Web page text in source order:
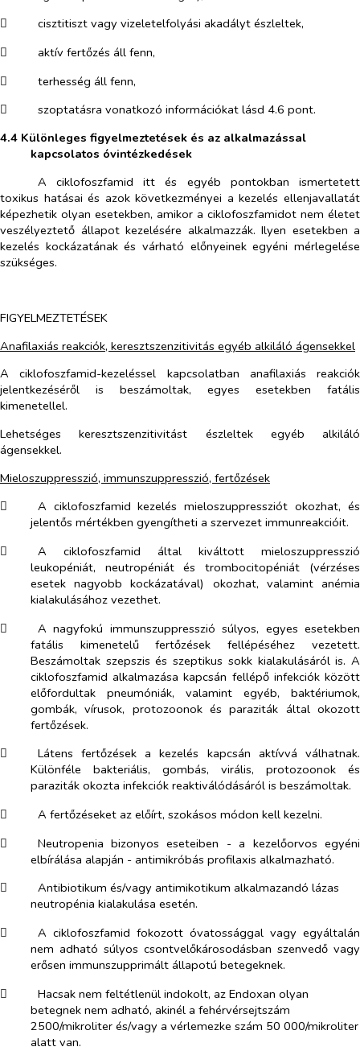
​
cisztitiszt vagy vizeletelfolyási akadályt észleltek,
​
aktív fertőzés áll fenn,
​
terhesség áll fenn,
​
szoptatásra vonatkozó információkat lásd 4.6 pont.
4.4 Különleges figyelmeztetések és az alkalmazással
kapcsolatos óvintézkedések
A ciklofoszfamid itt és egyéb pontokban ismertetett
toxikus hatásai és azok következményei a kezelés ellenjavallatát
képezhetik olyan esetekben, amikor a ciklofoszfamidot nem életet
veszélyeztető állapot kezelésére alkalmazzák. Ilyen esetekben a
kezelés kockázatának és várható előnyeinek egyéni mérlegelése
szükséges.
FIGYELMEZTETÉSEK
Anafilaxiás reakciók, keresztszenzitivitás egyéb alkiláló ágensekkel
A ciklofoszfamid-kezeléssel kapcsolatban anafilaxiás reakciók
jelentkezéséről is beszámoltak, egyes esetekben fatális
kimenetellel.
Lehetséges keresztszenzitivitást észleltek egyéb alkiláló
ágensekkel.
Mieloszuppresszió, immunszuppresszió, fertőzések
​
A ciklofoszfamid kezelés mieloszuppressziót okozhat, és
jelentős mértékben gyengítheti a szervezet immunreakcióit.
​
A ciklofoszfamid által kiváltott mieloszuppresszió
leukopéniát, neutropéniát és trombocitopéniát (vérzéses
esetek nagyobb kockázatával) okozhat, valamint anémia
kialakulásához vezethet.
​
A nagyfokú immunszuppresszió súlyos, egyes esetekben
fatális kimenetelű fertőzések fellépéséhez vezetett.
Beszámoltak szepszis és szeptikus sokk kialakulásáról is. A
ciklofoszfamid alkalmazása kapcsán fellépő infekciók között
előfordultak pneumóniák, valamint egyéb, baktériumok,
gombák, vírusok, protozoonok és paraziták által okozott
fertőzések.
​
Látens fertőzések a kezelés kapcsán aktívvá válhatnak.
Különféle bakteriális, gombás, virális, protozoonok és
paraziták okozta infekciók reaktiválódásáról is beszámoltak.
​
A fertőzéseket az előírt, szokásos módon kell kezelni.
​
Neutropenia bizonyos eseteiben - a kezelőorvos egyéni
elbírálása alapján - antimikróbás profilaxis alkalmazható.
​
Antibiotikum és/vagy antimikotikum alkalmazandó lázas
neutropénia kialakulása esetén.
​
A ciklofoszfamid fokozott óvatossággal vagy egyáltalán
nem adható súlyos csontvelőkárosodásban szenvedő vagy
erősen immunszupprimált állapotú betegeknek.
​
Hacsak nem feltétlenül indokolt, az Endoxan olyan
betegnek nem adható, akinél a fehérvérsejtszám
2500/mikroliter és/vagy a vérlemezke szám 50 000/mikroliter
alatt van.